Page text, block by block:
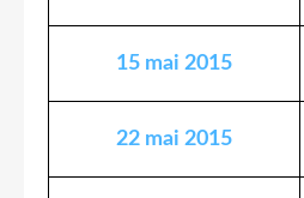
15 mai 2015
22 mai 2015